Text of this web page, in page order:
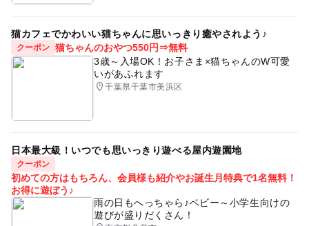
猫カフェでかわいい猫ちゃんに思いっきり癒やされよう♪
クーポン 猫ちゃんのおやつ550円⇒無料
3歳～入場OK！お子さま×猫ちゃんのW可愛
いがあふれます
千葉県千葉市美浜区
日本最大級！いつでも思いっきり遊べる屋内遊園地
クーポン
初めての方はもちろん、会員様も紹介やお誕生月特典で1名無料！
お得に遊ぼう♪
雨の日もへっちゃら♪ベビー～小学生向けの
遊びが盛りだくさん！